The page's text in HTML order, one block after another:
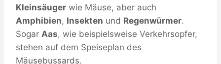
Kleinsäuger wie Mäuse, aber auch
Amphibien, Insekten und Regenwürmer.
Sogar Aas, wie beispielsweise Verkehrsopfer,
stehen auf dem Speiseplan des
Mäusebussards.